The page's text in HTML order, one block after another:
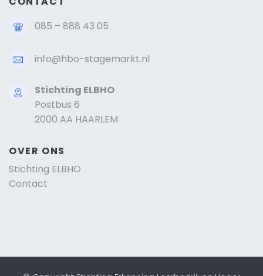
085 – 888 43 05
info@hbo-stagemarkt.nl
Stichting ELBHO
Postbus 6
2000 AA HAARLEM
OVER ONS
Stichting ELBHO
Contact